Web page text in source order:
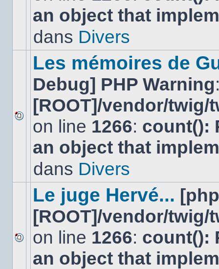
message
non-
dans
an object that
dans Divers
Aucun
nouveau
message
non-
dans
Les mémoires de
Debug] PHP Warning
[ROOT]/vendor/
on line 1266: count():
an object that
dans Divers
Aucun
nouveau
message
Le juge Hervé...
[ROOT]/vendor/
on line 1266: count():
an object that